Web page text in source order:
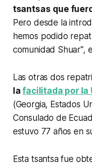
tsantsas que
Pero desde la
hemos podido
comunidad Shuar",
Las otras dos
lafacilitada por la
(Georgia, Estados
Consulado de
estuvo 77 años en
Esta tsantsa fue